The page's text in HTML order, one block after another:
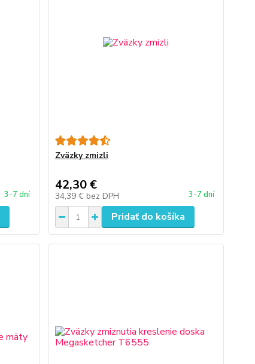
3-7 dní
Zväzky zmizli
42,30 €
34,39 € bez DPH 3-7 dní
Pridať do košíka